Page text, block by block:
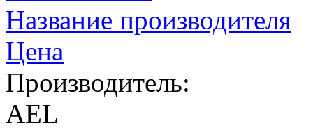
Название производителя
Цена
Производитель:
AEL